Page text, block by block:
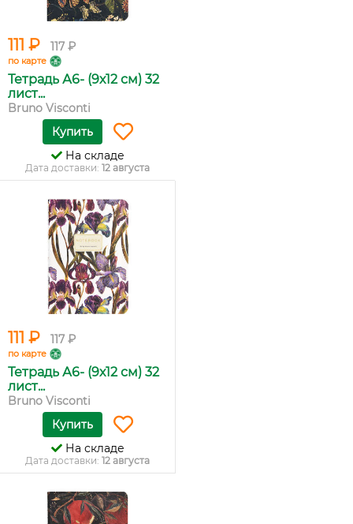
111 ₽ 117 ₽
по карте
Тетрадь А6- (9х12 см) 32
лист...
Bruno Visconti
Купить
На складе
Дата доставки: 12 августа
111 ₽ 117 ₽
по карте
Тетрадь А6- (9х12 см) 32
лист...
Bruno Visconti
Купить
На складе
Дата доставки: 12 августа